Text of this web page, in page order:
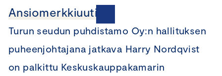
Ansiomerkkiuutiset
Turun seudun puhdistamo Oy:n hallituksen
puheenjohtajana jatkava Harry Nordqvist
on palkittu Keskuskauppakamarin